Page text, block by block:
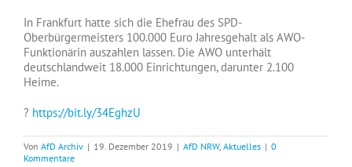
In Frankfurt hatte sich die Ehefrau des SPD-
Oberbürgermeisters 100.000 Euro Jahresgehalt als AWO-
Funktionärin auszahlen lassen. Die AWO unterhält
deutschlandweit 18.000 Einrichtungen, darunter 2.100
Heime.
? https://bit.ly/34EghzU
Von AfD Archiv | 19. Dezember 2019 | AfD NRW, Aktuelles | 0
Kommentare